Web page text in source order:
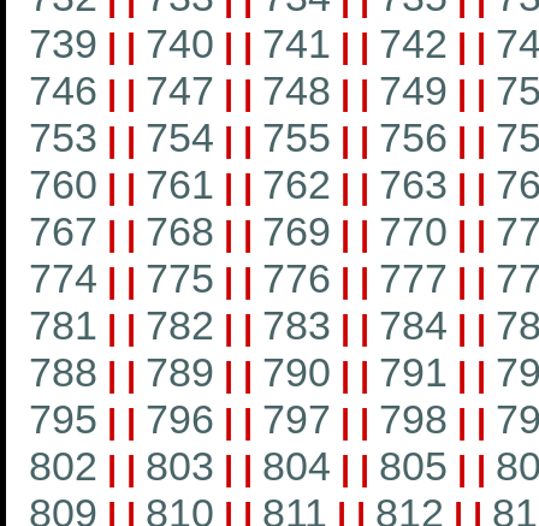
739 | | 740 | | 741 | | 742 | |
746 | | 747 | | 748 | | 749 | |
753 | | 754 | | 755 | | 756 | |
760 | | 761 | | 762 | | 763 | |
767 | | 768 | | 769 | | 770 | |
774 | | 775 | | 776 | | 777 | |
781 | | 782 | | 783 | | 784 | |
788 | | 789 | | 790 | | 791 | |
795 | | 796 | | 797 | | 798 | |
802 | | 803 | | 804 | | 805 | |
809 | | 810 | | 811 | | 812 | |